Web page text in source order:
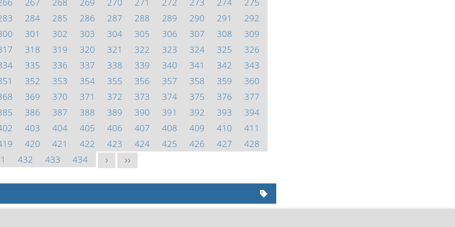
284 285 286 287 288 289 290 291
292
301 302 303 304 305 306 307 308
309
318 319 320 321 322 323 324 325
326
335 336 337 338 339 340 341 342
343
352 353 354 355 356 357 358 359
360
369 370 371 372 373 374 375 376
377
386 387 388 389 390 391 392 393
394
403 404 405 406 407 408 409 410
411
420 421 422 423 424 425 426 427
428
432 433 434 > >>